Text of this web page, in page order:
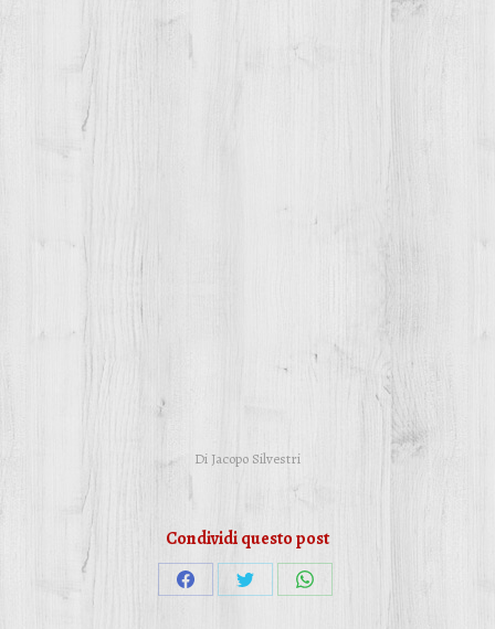
Di Jacopo Silvestri
Condividi questo post
CondividiCondividiCondividi